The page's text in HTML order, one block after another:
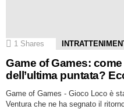
1 Shares
Game of Games:
dell’ultima puntata?
Game of Games - Gioco Loco è
Ventura che ne ha segnato il